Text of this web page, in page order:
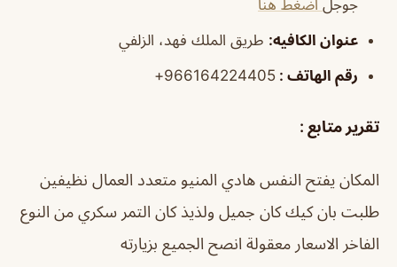
جوجل اضغط هنا
عنوان الكافيه: طريق الملك فهد، الزلفي
رقم الهاتف : 966164224405+
تقرير متابع :
المكان يفتح النفس هادي المنيو متعدد العمال نظيفين
طلبت بان كيك كان جميل ولذيذ كان التمر سكري من النوع
الفاخر الاسعار معقولة انصح الجميع بزيارته